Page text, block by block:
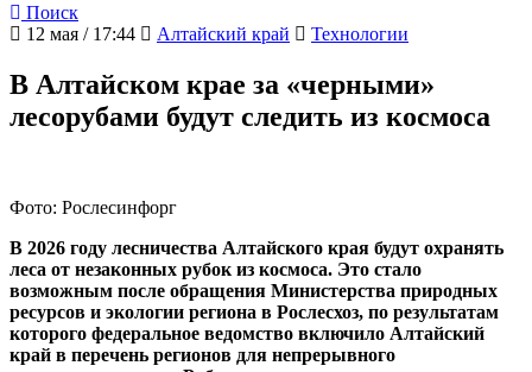
Поиск
12 мая / 17:44
Алтайский край Технологии
В Алтайском крае за «черными»
лесорубами будут следить из космоса
Фото: Рослесинфорг
В 2026 году лесничества Алтайского края будут охранять
леса от незаконных рубок из космоса. Это стало
возможным после обращения Министерства природных
ресурсов и экологии региона в Рослесхоз, по результатам
которого федеральное ведомство включило Алтайский
край в перечень регионов для непрерывного